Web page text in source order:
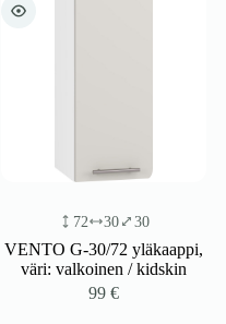
72 30 30
VENTO G-30/72 yläkaappi,
väri: valkoinen / kidskin
99€